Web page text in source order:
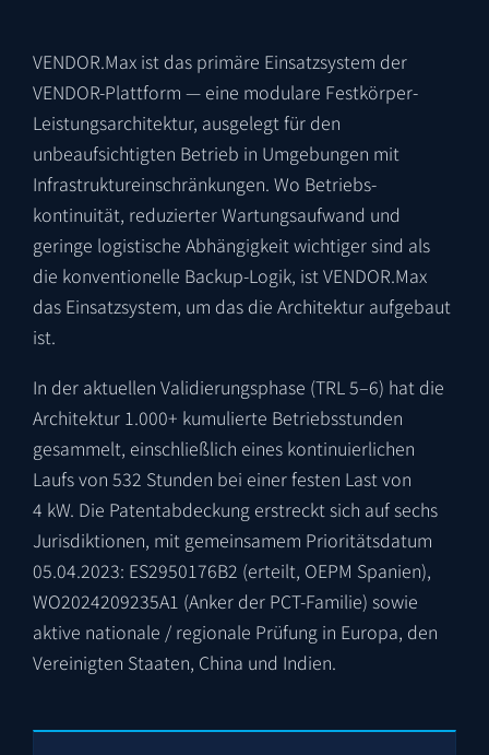
VENDOR.Max ist das primäre Einsatzsystem der
VENDOR-Plattform — eine modulare Festkörper-
Leistungsarchitektur, ausgelegt für den
unbeaufsichtigten Betrieb in Umgebungen mit
Infrastruktur­einschränkungen. Wo Betriebs­
kontinuität, reduzierter Wartungsaufwand und
geringe logistische Abhängigkeit wichtiger sind als
die konventionelle Backup-Logik, ist VENDOR.Max
das Einsatzsystem, um das die Architektur aufgebaut
ist.
In der aktuellen Validierungsphase (TRL 5–6) hat die
Architektur 1.000+ kumulierte Betriebsstunden
gesammelt, einschließlich eines kontinuierlichen
Laufs von 532 Stunden bei einer festen Last von
4 kW. Die Patentabdeckung erstreckt sich auf sechs
Jurisdiktionen, mit gemeinsamem Prioritätsdatum
05.04.2023: ES2950176B2 (erteilt, OEPM Spanien),
WO2024209235A1 (Anker der PCT-Familie) sowie
aktive nationale / regionale Prüfung in Europa, den
Vereinigten Staaten, China und Indien.